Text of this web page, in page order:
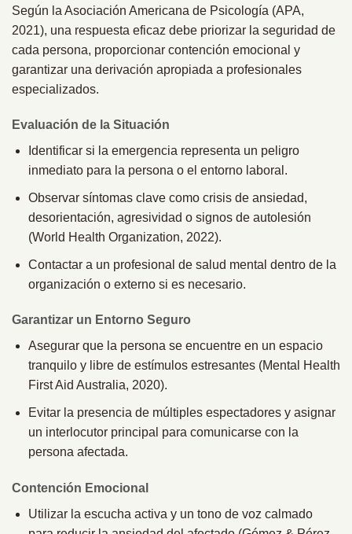
Según la Asociación Americana de Psicología (APA,
2021), una respuesta eficaz debe priorizar la seguridad de
cada persona, proporcionar contención emocional y
garantizar una derivación apropiada a profesionales
especializados.
Evaluación de la Situación
Identificar si la emergencia representa un peligro
inmediato para la persona o el entorno laboral.
Observar síntomas clave como crisis de ansiedad,
desorientación, agresividad o signos de autolesión
(World Health Organization, 2022).
Contactar a un profesional de salud mental dentro de la
organización o externo si es necesario.
Garantizar un Entorno Seguro
Asegurar que la persona se encuentre en un espacio
tranquilo y libre de estímulos estresantes (Mental Health
First Aid Australia, 2020).
Evitar la presencia de múltiples espectadores y asignar
un interlocutor principal para comunicarse con la
persona afectada.
Contención Emocional
Utilizar la escucha activa y un tono de voz calmado